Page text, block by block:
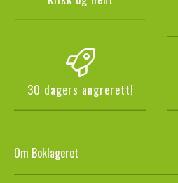
30 dagers angrerett!
Om Boklageret